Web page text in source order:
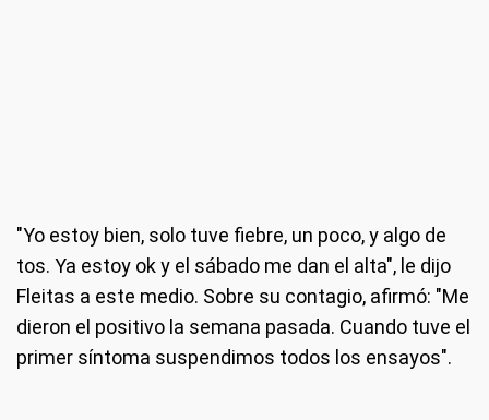
"Yo estoy bien, solo tuve fiebre, un poco, y algo de
tos. Ya estoy ok y el sábado me dan el alta", le dijo
Fleitas a este medio. Sobre su contagio, afirmó: "Me
dieron el positivo la semana pasada. Cuando tuve el
primer síntoma suspendimos todos los ensayos".